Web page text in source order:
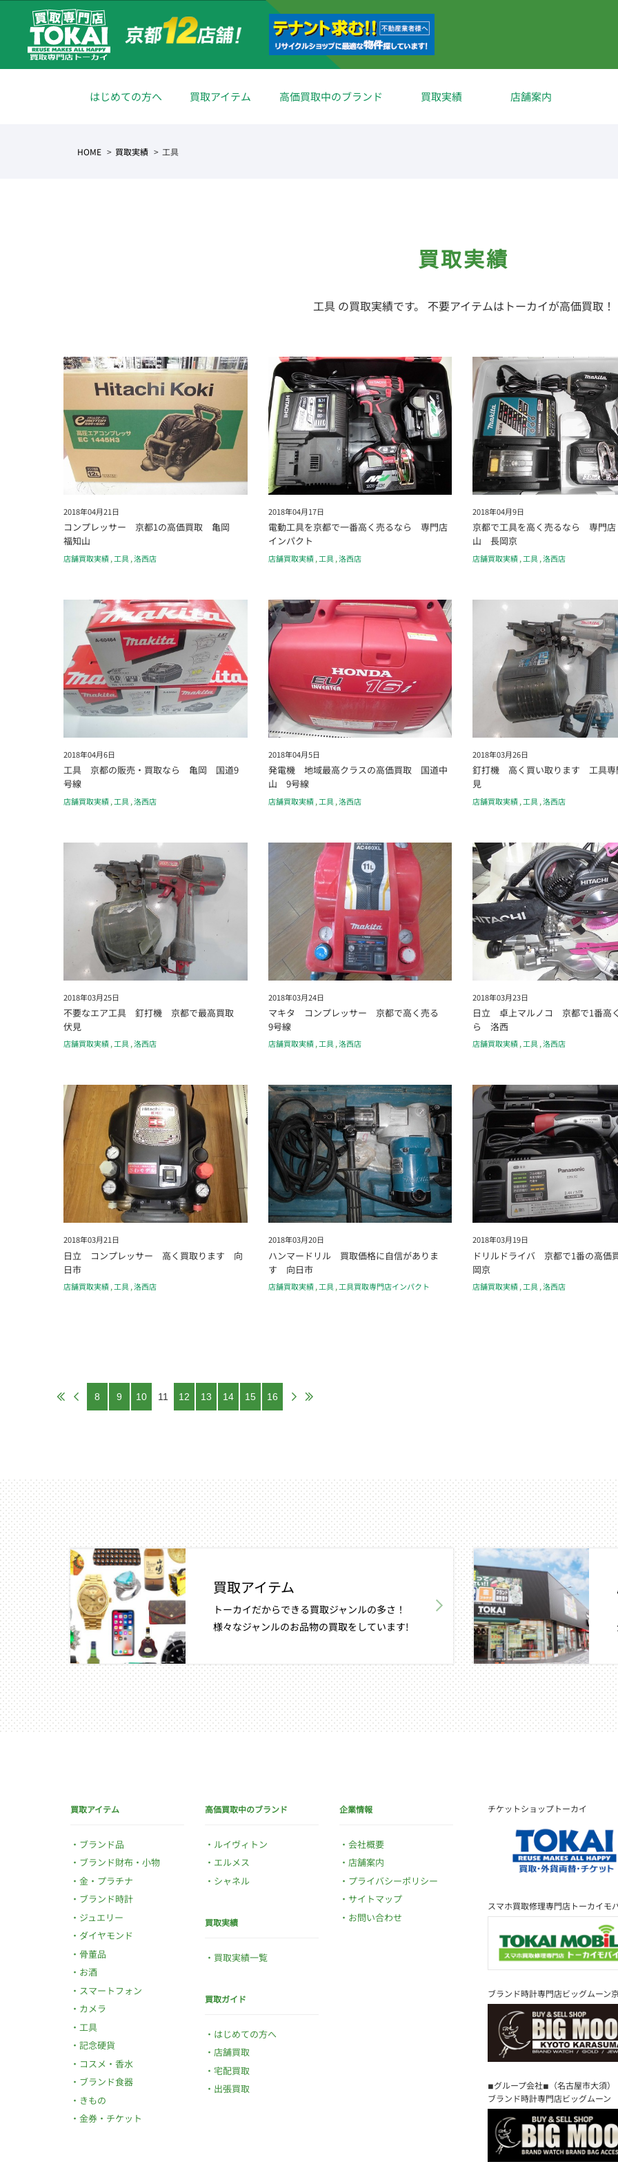
はじめての方へ 買取アイテム 高価買取中のブランド 買取実績 店舗案内
HOME 買取実績 工具
買取実績
工具 の買取実績です。 不要アイテムはトーカイが高価買取！
2018年04月21日
コンプレッサー 京都1の高価買取 亀岡
福知山
店舗買取実績, 工具,洛西店
2018年04月17日
電動工具を京都で一番高く売るなら 専門店
インパクト
店舗買取実績, 工具,洛西店
2018年04月9日
京都で工具を高く売るなら 専門
山 長岡京
店舗買取実績, 工具,洛西店
2018年04月6日
工具 京都の販売・買取なら 亀岡 国道9
号線
店舗買取実績, 工具,洛西店
2018年04月5日
発電機 地域最高クラスの高価買取 国道中
山 9号線
店舗買取実績, 工具,洛西店
2018年03月26日
釘打機 高く買い取ります 工具
見
店舗買取実績, 工具,洛西店
2018年03月25日
不要なエア工具 釘打機 京都で最高買取
伏見
店舗買取実績,工具,洛西店
2018年03月24日
マキタ コンプレッサー 京都で高く売る
9号線
店舗買取実績,工具,洛西店
2018年03月23日
日立 卓上マルノコ 京都で1番高
ら 洛西
店舗買取実績,工具,洛西店
2018年03月21日
日立 コンプレッサー 高く買取ります 向
日市
店舗買取実績, 工具,洛西店
2018年03月20日
ハンマードリル 買取価格に自信がありま
す 向日市
店舗買取実績, 工具, 工具買取専門店インパクト
2018年03月19日
ドリルドライバ 京都で1番の高
岡京
店舗買取実績, 工具,洛西店
8 9 10 11 12 13 14 15 16
買取アイテム
トーカイだからできる買取ジャンルの多さ！
様々なジャンルのお品物の買取をしています!
買取アイテム
ブランド品
ブランド財布・小物
金・プラチナ
ブランド時計
ジュエリー
ダイヤモンド
骨董品
お酒
スマートフォン
カメラ
工具
記念硬貨
コスメ・香水
ブランド食器
きもの
金券・チケット
高価買取中のブランド
ルイヴィトン
エルメス
シャネル
買取実績
買取実績一覧
買取ガイド
はじめての方へ
店舗買取
宅配買取
出張買取
企業情報
会社概要
店舗案内
プライバシーポリシー
サイトマップ
お問い合わせ
チケットショップトーカイ
スマホ買取修理専門店トーカイモ
ブランド時計専門店ビッグムーン
◾︎グループ会社◾︎（名古屋市大須）
ブランド時計専門店ビッグムーン